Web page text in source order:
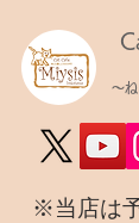
～
​※当店は